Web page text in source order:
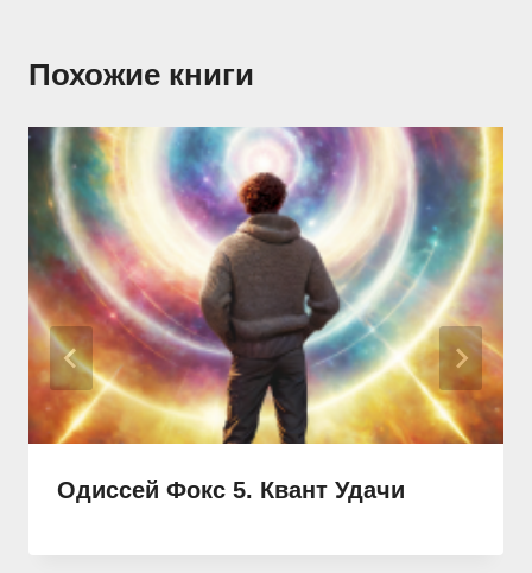
Похожие книги
Одиссей Фокс 5. Квант Удачи